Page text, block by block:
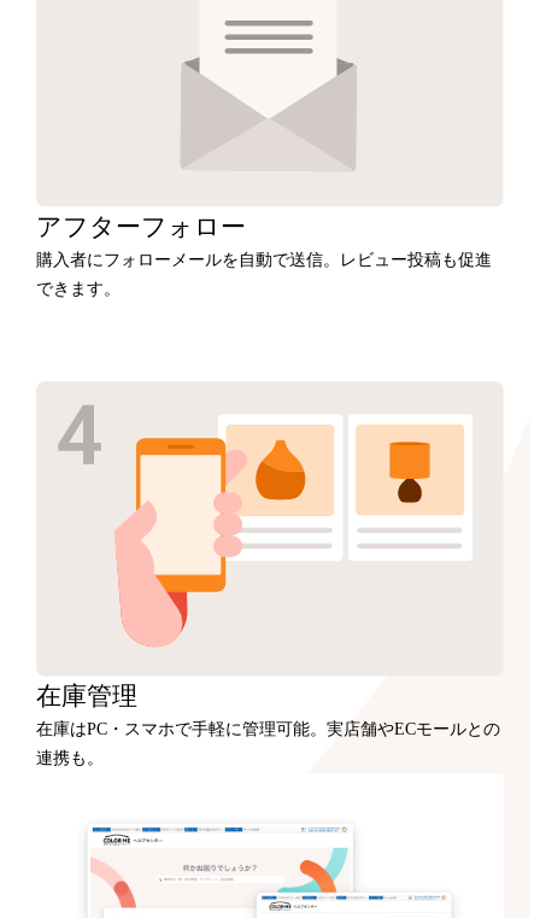
アフターフォロー
購入者にフォローメールを自動で送信。レビュー投稿も促進
できます。
在庫管理
在庫はPC・スマホで手軽に管理可能。実店舗やECモールとの
連携も。